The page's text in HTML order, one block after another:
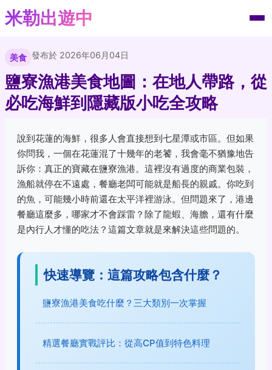
米勒出遊中
美食 發布於 2026年06月04日
鹽寮漁港美食地圖：在地人帶路，從
必吃海鮮到隱藏版小吃全攻略
說到花蓮的海鮮，很多人會直接想到七星潭或市區。但如果
你問我，一個在花蓮混了十幾年的老饕，我會毫不猶豫地告
訴你：真正的寶藏在鹽寮漁港。這裡沒有過度的商業包裝，
漁船就停在不遠處，餐廳老闆可能就是船長的親戚。你吃到
的魚，可能幾小時前還在太平洋裡游泳。但問題來了，港邊
餐廳這麼多，哪家才不會踩雷？除了龍蝦、海膽，還有什麼
是內行人才懂的吃法？這篇文章就是來解決這些問題的。
快速導覽：這篇攻略包含什麼？
鹽寮漁港美食吃什麼？三大類別一次掌握
精選餐廳實戰評比：從高CP值到特色料理